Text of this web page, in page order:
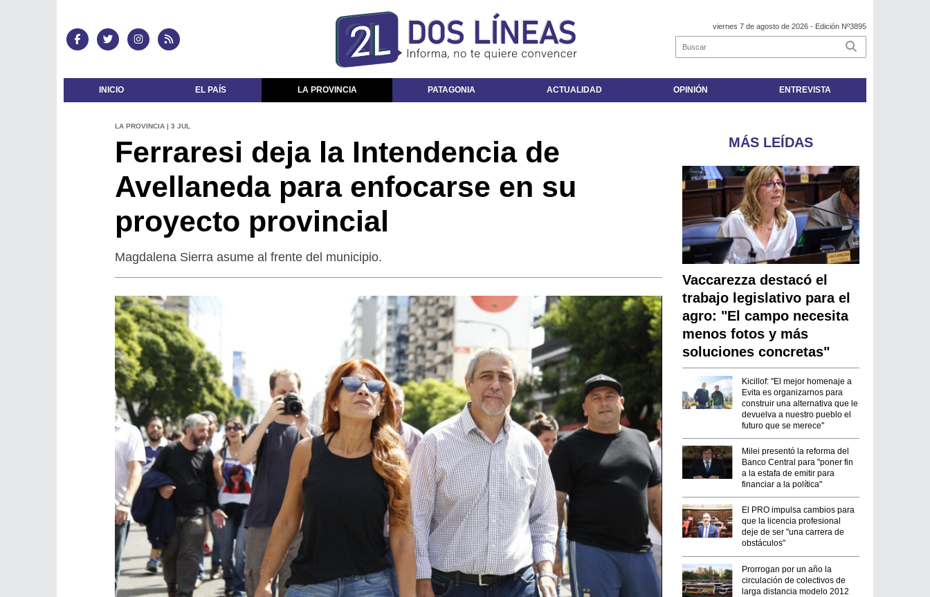
viernes 7 de agosto de 2026 - Edición Nº3895
INICIO EL PAÍS LA PROVINCIA PATAGONIA ACTUALIDAD OPINIÓN ENTREVISTA
LA PROVINCIA | 3 JUL
Ferraresi deja la Intendencia de
Avellaneda para enfocarse en su
proyecto provincial
Magdalena Sierra asume al frente del municipio.
MÁS LEÍDAS
Vaccarezza destacó el
trabajo legislativo para el
agro: "El campo necesita
menos fotos y más
soluciones concretas"
Kicillof: "El mejor homenaje a
Evita es organizarnos para
construir una alternativa que le
devuelva a nuestro pueblo el
futuro que se merece"
Milei presentó la reforma del
Banco Central para "poner fin
a la estafa de emitir para
financiar a la política"
El PRO impulsa cambios para
que la licencia profesional
deje de ser "una carrera de
obstáculos"
Prorrogan por un año la
circulación de colectivos de
larga distancia modelo 2012